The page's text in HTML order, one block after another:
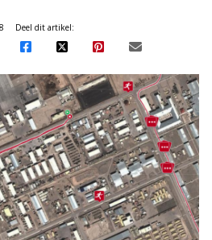
Deel dit artikel: